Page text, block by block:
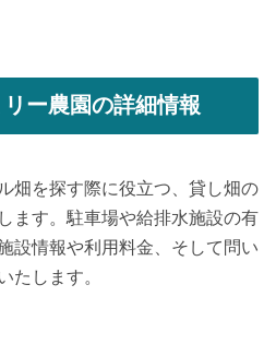
ー農園の詳細情報
畑を探す際に役立つ、貸し畑の
ます。駐車場や給排水施設の有
設情報や利用料金、そして問い
たします。